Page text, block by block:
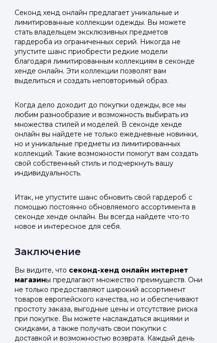
Секонд хенд онлайн предлагает уникальные и
лимитированные коллекции одежды. Вы можете
стать владельцем эксклюзивных предметов
гардероба из ограниченных серий. Никогда не
упустите шанс приобрести редкие модели
благодаря лимитированным коллекциям в секонде
хенде онлайн. Эти коллекции позволят вам
выделиться и создать неповторимый образ.
Когда дело доходит до покупки одежды, все мы
любим разнообразие и возможность выбирать из
множества стилей и моделей. В секонде хенде
онлайн вы найдете не только ежедневные новинки,
но и уникальные предметы из лимитированных
коллекций. Такие возможности помогут вам создать
свой собственный стиль и подчеркнуть вашу
индивидуальность.
Итак, не упустите шанс обновить свой гардероб с
помощью постоянно обновляемого ассортимента в
секонде хенде онлайн. Вы всегда найдете что-то
новое и интересное для себя.
Заключение
Вы видите, что секонд-хенд онлайн интернет
магазины предлагают множество преимуществ. Они
не только предоставляют широкий ассортимент
товаров европейского качества, но и обеспечивают
простоту заказа, выгодные цены и отсутствие риска
при покупке. Вы можете наслаждаться акциями и
скидками, а также получать свои покупки с
доставкой и возможностью возврата. Каждый день